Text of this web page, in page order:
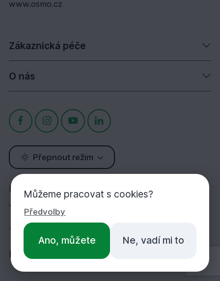
www.osmo.cz
Zákaznická péče
O nás
Přepnout režim
Potřebujete poradit?
Jsme tu pro Vás!
+420 283 933 452
PO-PÁ 7:00-16:30
Můžeme pracovat s cookies?
Předvolby
Ano, můžete Ne, vadí mi to